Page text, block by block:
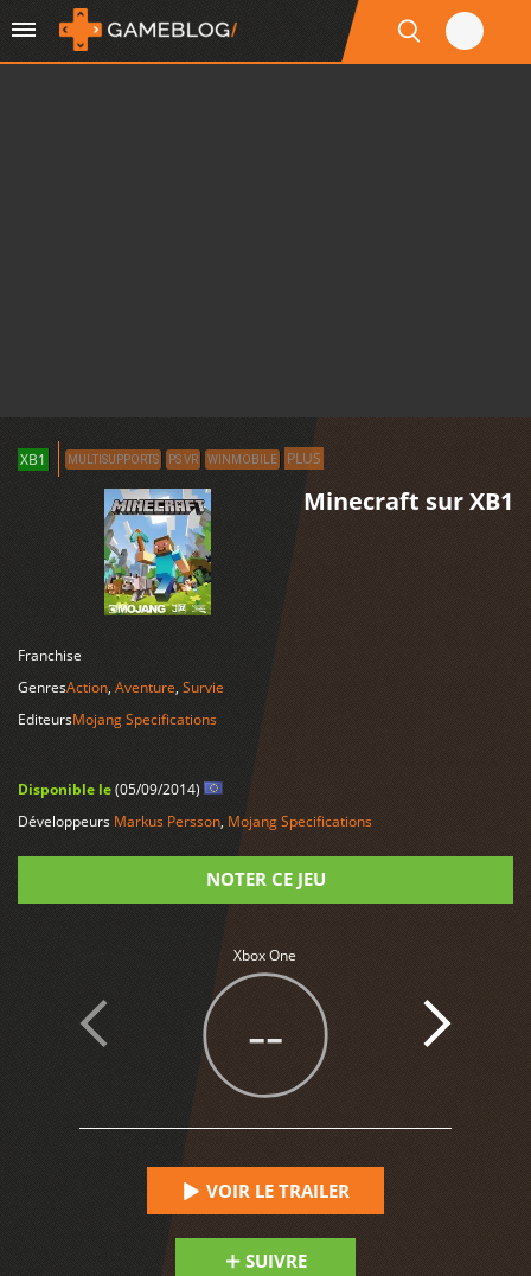
XB1 MULTISUPPORTS PS VR WINMOBILE PLUS
Minecraft sur XB1
Franchise
GenresAction, Aventure, Survie
EditeursMojang Specifications
Disponible le(05/09/2014)
Développeurs Markus Persson, Mojang Specifications
NOTER CE JEU
Xbox One
--
VOIR LE TRAILER
SUIVRE